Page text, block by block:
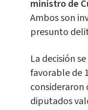
ministro de
Ambos son
presunto
La decisión
favorable de
consideraron
diputados